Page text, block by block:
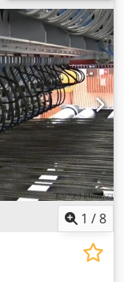
1 /8